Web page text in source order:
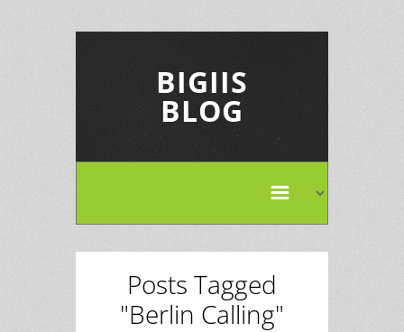
BIGIIS
BLOG
Posts Tagged
"Berlin Calling"